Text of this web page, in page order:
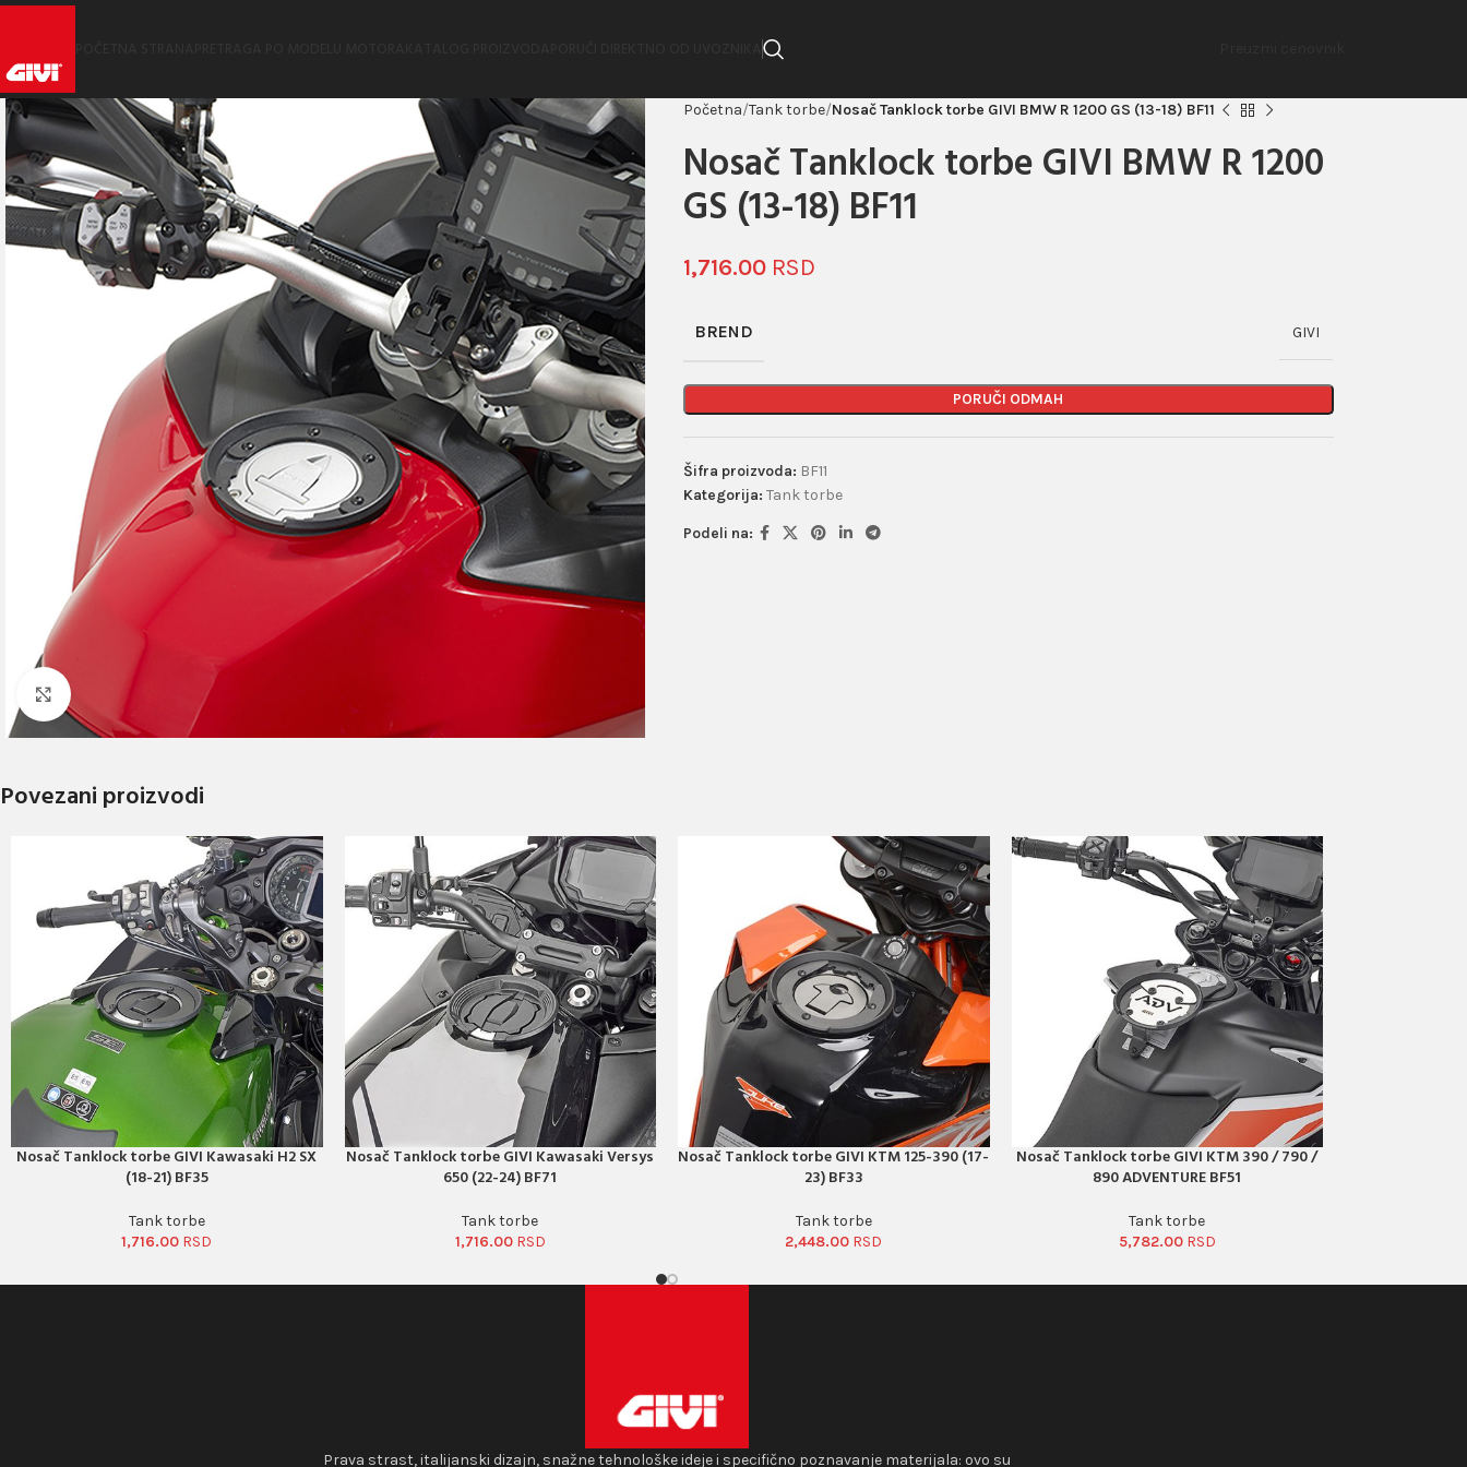
Click to enlarge
Početna Tank torbe Nosač Tanklock torbe GIVI BMW R 1200 GS (13-18) BF11
Nosač Tanklock torbe GIVI BMW R 1200
GS (13-18) BF11
1,716.00
BREND GIVI
PORUČI ODMAH
Šifra proizvoda: BF11
Kategorija: Tank torbe
Podeli na:
Povezani proizvodi
PORUČI ODMAH
Nosač Tanklock torbe GIVI Kawasaki H2 SX
(18-21) BF35
Tank torbe
1,716.00
PORUČI ODMAH
Nosač Tanklock torbe GIVI Kawasaki Versys
650 (22-24) BF71
Tank torbe
1,716.00
PORUČI ODMAH
Nosač Tanklock torbe GIVI KTM 125-390 (17-
23) BF33
Tank torbe
2,448.00
PORUČI ODMAH
Nosač Tanklock torbe GIVI KTM 390 / 790 /
890 ADVENTURE BF51
Tank torbe
5,782.00
Prava strast, italijanski dizajn, snažne tehnološke ideje i specifično poznavanje materijala: ovo su